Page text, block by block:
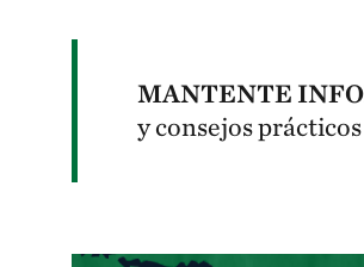
MANTENTE
y consejos